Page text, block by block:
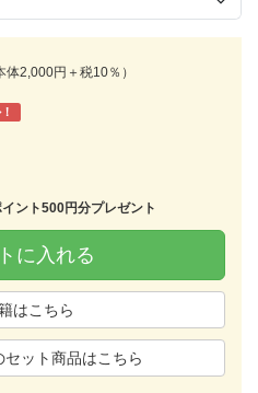
体2,000円＋税10％）
ント500円分プレゼント
に入れる
はこちら
ット商品はこちら